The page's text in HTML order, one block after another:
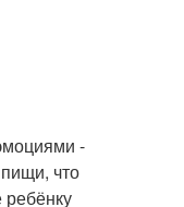
-
что
ребёнку